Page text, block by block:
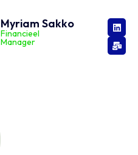
Myriam Sakko
Financieel
Manager